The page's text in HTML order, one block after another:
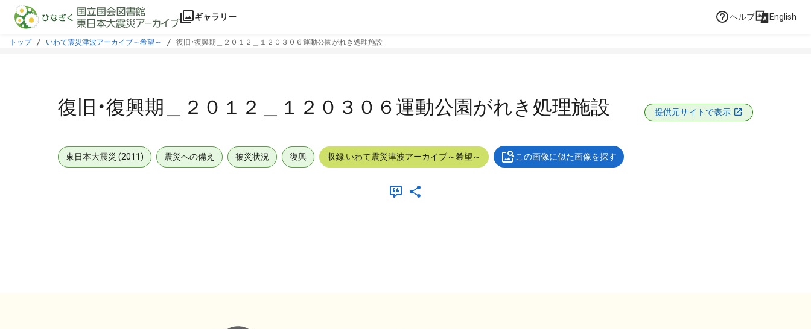
本文に飛ぶ
ギャラリー ヘルプ English
トップ いわて震災津波アーカイブ～希望～ 復旧・復興期＿２０１２＿１２０３０６運動公園がれき処理施設
復旧・復興期＿２０１２＿１２０３０６運動公園がれき処理施設 提供元サイトで表示
東日本大震災 (2011) 震災への備え 被災状況 復興 収録:いわて震災津波アーカイブ～希望～ この画像に似た画像を探す